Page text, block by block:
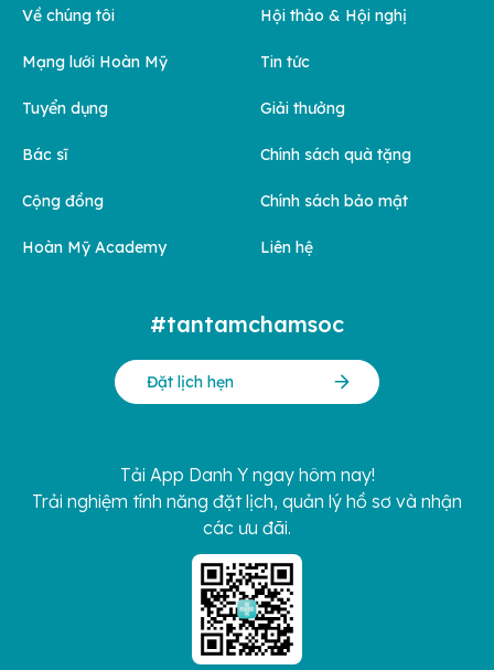
Về chúng tôi
Mạng lưới Hoàn Mỹ
Tuyển dụng
Bác sĩ
Cộng đồng
Hoàn Mỹ Academy
Hội thảo & Hội nghị
Tin tức
Giải thưởng
Chính sách quà tặng
Chính sách bảo mật
Liên hệ
#tantamchamsoc
Đặt lịch hẹn
Tải App Danh Y ngay hôm nay!
Trải nghiệm tính năng đặt lịch, quản lý hồ sơ và nhận
các ưu đãi.